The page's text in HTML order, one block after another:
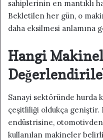
sahiplerinin en mantıklı
Bekletilen her gün, o
daha eksilmesi anlamına
Hangi
Sanayi sektöründe hurda
çeşitliliği oldukça geniştir.
endüstrisine,
kullanılan makineler